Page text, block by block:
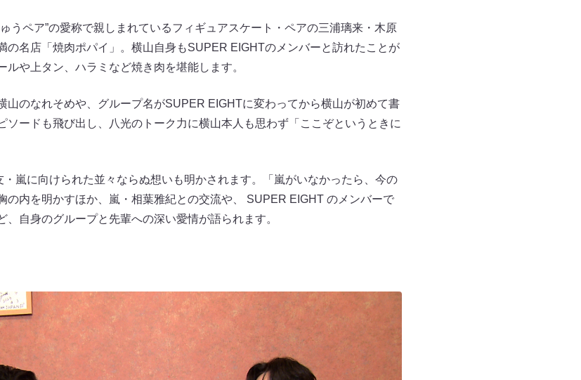
うペア”の愛称で親しまれているフィギュアスケート・ペアの三浦璃来・木原
の名店「焼肉ポパイ」。横山自身もSUPER EIGHTのメンバーと訪れたことが
や上タン、ハラミなど焼き肉を堪能します。
山のなれそめや、グループ名がSUPER EIGHTに変わってから横山が初めて書
ソードも飛び出し、八光のトーク力に横山本人も思わず「ここぞというときに
嵐に向けられた並々ならぬ想いも明かされます。「嵐がいなかったら、今の
の内を明かすほか、嵐・相葉雅紀との交流や、 SUPER EIGHT のメンバーで
自身のグループと先輩への深い愛情が語られます。